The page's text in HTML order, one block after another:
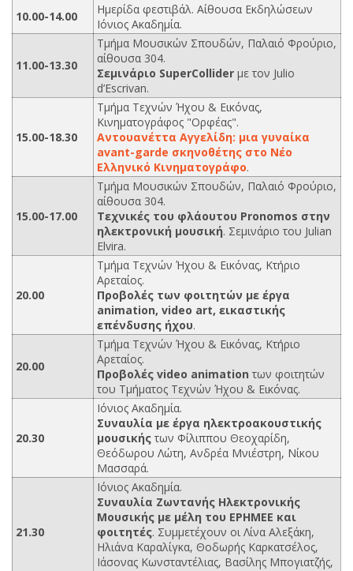
10.00-14.00
Ημερίδα φεστιβάλ. Αίθουσα Εκδηλώσεων
Ιόνιος Ακαδημία.
11.00-13.30
Τμήμα Μουσικών Σπουδών, Παλαιό Φρούριο,
αίθουσα 304.
Σεμινάριο SuperCollider με τον Julio
d’Escrivan.
15.00-18.30
Τμήμα Τεχνών Ήχου & Εικόνας,
Κινηματογράφος "Ορφέας".
Αντουανέττα Αγγελίδη: μια γυναίκα
avant-garde σκηνοθέτης στο Νέο
Ελληνικό Κινηματογράφο.
15.00-17.00
Τμήμα Μουσικών Σπουδών, Παλαιό Φρούριο,
αίθουσα 304.
Τεχνικές του φλάουτου Pronomos στην
ηλεκτρονική μουσική. Σεμινάριο του Julian
Elvira.
20.00
Τμήμα Τεχνών Ήχου & Εικόνας, Κτήριο
Αρεταίος.
Προβολές των φοιτητών με έργα
animation, video art, εικαστικής
επένδυσης ήχου.
20.00
Τμήμα Τεχνών Ήχου & Εικόνας, Κτήριο
Αρεταίος.
Προβολές video animation των φοιτητών
του Τμήματος Τεχνών Ήχου & Εικόνας.
20.30
Ιόνιος Ακαδημία.
Συναυλία με έργα ηλεκτροακουστικής
μουσικής των Φίλιππου Θεοχαρίδη,
Θεόδωρου Λώτη, Ανδρέα Μνιέστρη, Νίκου
Μασσαρά.
21.30
Ιόνιος Ακαδημία.
Συναυλία Ζωντανής Ηλεκτρονικής
Μουσικής με μέλη του ΕΡΗΜΕΕ και
φοιτητές. Συμμετέχουν οι Λίνα Αλεξάκη,
Ηλιάνα Καραλίγκα, Θοδωρής Καρκατσέλος,
Ιάσονας Κωνσταντέλιας, Βασίλης Μπογιατζής,